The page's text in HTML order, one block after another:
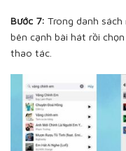
Bước 7: Trong danh
bên cạnh bài hát rồi chọn
thao tác.